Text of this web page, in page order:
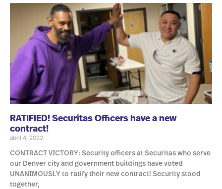
RATIFIED! Securitas Officers have a new
contract!
abril 4, 2022
CONTRACT VICTORY: Security officers at Securitas who serve
our Denver city and government buildings have voted
UNANIMOUSLY to ratify their new contract! Security stood
together,